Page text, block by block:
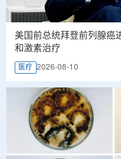
美国前总统拜登前列腺癌
和激素治疗
医疗 2026-08-10